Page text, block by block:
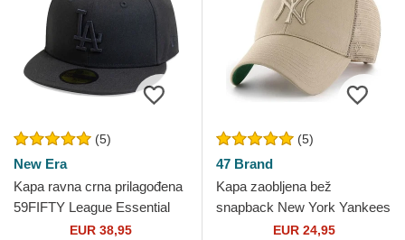
(5)
New Era
Kapa ravna crna prilagođena
59FIFTY League Essential
Los Angeles Dodgers MLB
EUR 38,95
(5)
47 Brand
Kapa zaobljena bež
snapback New York Yankees
MLB 47 BrandEUR 24,95